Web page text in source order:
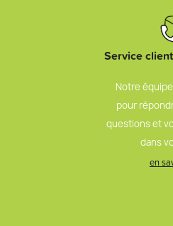
Service
Notre
pour
questions et
dans
en